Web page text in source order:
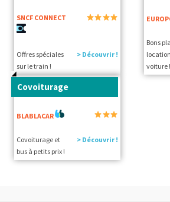
SNCF CONNECT
Offres spéciales
sur le train !
> Découvrir !
Bons
voiture !
Covoiturage
BLABLACAR
Covoiturage et
bus à petits prix !
> Découvrir !